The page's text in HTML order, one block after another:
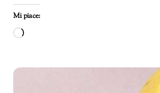
Mi piace:
Caricamento
corso…